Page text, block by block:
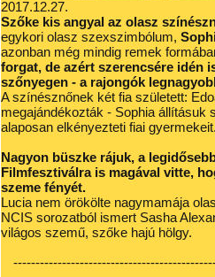
2017.12.27.
Szőke kis angyal az olasz
egykori olasz szexszimbólum,
azonban még mindig remek
forgat, de azért szerencsére idén
szőnyegen - a rajongók
A színésznőnek két fia született:
megajándékozták - Sophia állításuk
alaposan elkényezteti fiai
Nagyon büszke rájuk, a
Filmfesztiválra is magával vitte,
szeme fényét.
Lucia nem örökölte nagymamája
NCIS sorozatból ismert Sasha
világos szemű, szőke hajú hölgy.